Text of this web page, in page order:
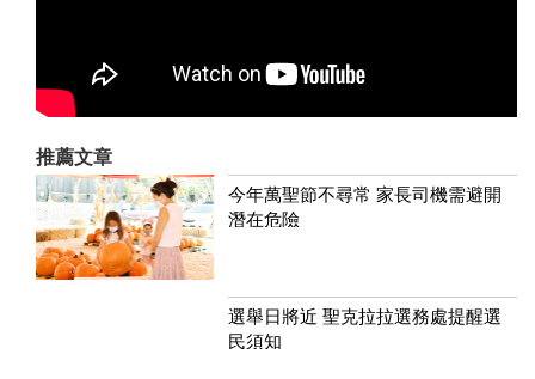
推薦文章
今年萬聖節不尋常 家長司機需避開
潛在危險
選舉日將近 聖克拉拉選務處提醒選
民須知